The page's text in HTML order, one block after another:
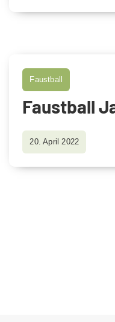
Faustball
Faustball
20. April 2022